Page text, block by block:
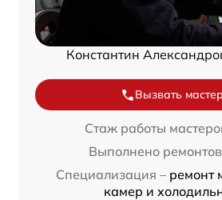
Константин
Вызвать
Стаж работы
Выполнено
Специализация – ремонт
камер и